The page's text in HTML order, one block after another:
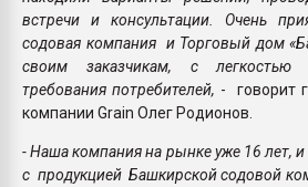
встречи и консультации. Очень
содовая компания и Торговый дом
своим заказчикам, с легкостью
требования потребителей, - говорит
компании Grain Олег Родионов.
- Наша компания на рынке уже 16 лет,
с продукцией Башкирской содовой